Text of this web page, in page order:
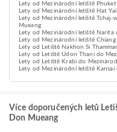
Lety od Mezinárodní letiště
Lety od Mezinárodní letiště Hat
Lety od Mezinárodní letiště
Mueang
Lety od Mezinárodní letiště
Lety od Mezinárodní letiště
Lety od Letiště Nakhon Si
Lety od Letiště Udon Thani do
Lety od Letiště Krabi do
Lety od Mezinárodní letiště
Více doporučených letů
Don Mueang